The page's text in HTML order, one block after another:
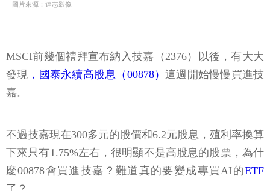
圖片來源：達志影像
MSCI前幾個禮拜宣布納入技嘉（2376）以後，有大大
發現 ，國泰永續高股息（00878）這週開始慢慢買進技
嘉。
不過技嘉現在300多元的股價和6.2元股息，殖利率換算
下來只有1.75%左右，很明顯不是高股息的股票，為什
麼00878會買進技嘉？難道真的要變成專買AI的ETF
了？